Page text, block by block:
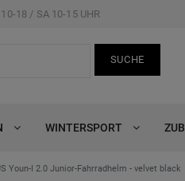
18 / SA 10-15 UHR
SUCHE
WINTERSPORT
Youn-I 2.0 Junior-Fahrradhelm - velvet black